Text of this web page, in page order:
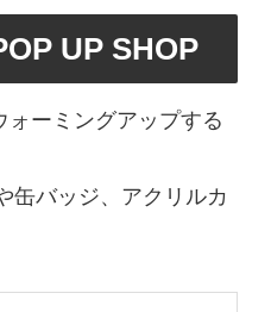
UP SHOP
ォーミングアップする
缶バッジ、アクリルカ